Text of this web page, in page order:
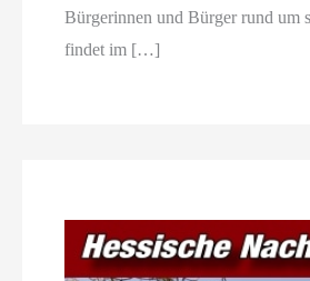
Bürgerinnen und Bürger rund um
findet im […]